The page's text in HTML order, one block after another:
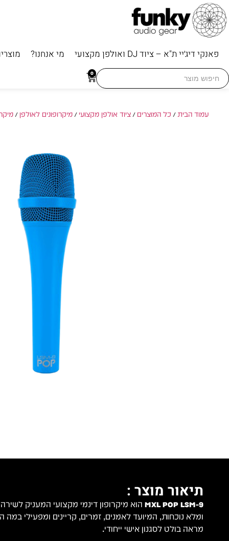
פאנקי דיג׳יי ת"א – ציוד DJ ואולפן מקצועי מי אנחנו?
Search
for:
0
עמוד הבית/ כל המוצרים /ציוד אולפן מקצועי /מיקרופונים לאולפן /
תיאור מוצר :
MXL POP LSM-9 הוא מיקרופון דינמי מקצועי המעניק לשירה
ומלא נוכחות, המיועד לאמנים, זמרים, קריינים ומפעילי במה
מראה בולט לסגנון אישי ייחודי.